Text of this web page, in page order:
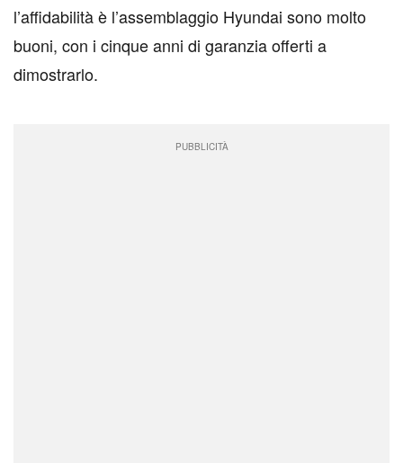
l’affidabilità è l’assemblaggio Hyundai sono molto
buoni, con i cinque anni di garanzia offerti a
dimostrarlo.
PUBBLICITÀ